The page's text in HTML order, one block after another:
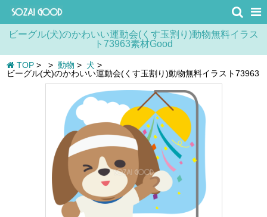
ビーグル(犬)のかわいい運動会(くす玉割り)動物無料イラス
ト73963素材Good
TOP > > 動物 > 犬 >
ビーグル(犬)のかわいい運動会(くす玉割り)動物無料イラスト73963